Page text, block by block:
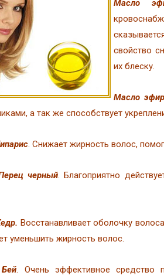
Масло
свойство
их блеску.
Масло
а так же способствует
. Снижает жирность волос,
черный. Благоприятно
Восстанавливает оболочку
уменьшить жирность волос.
. Очень эффективное средство